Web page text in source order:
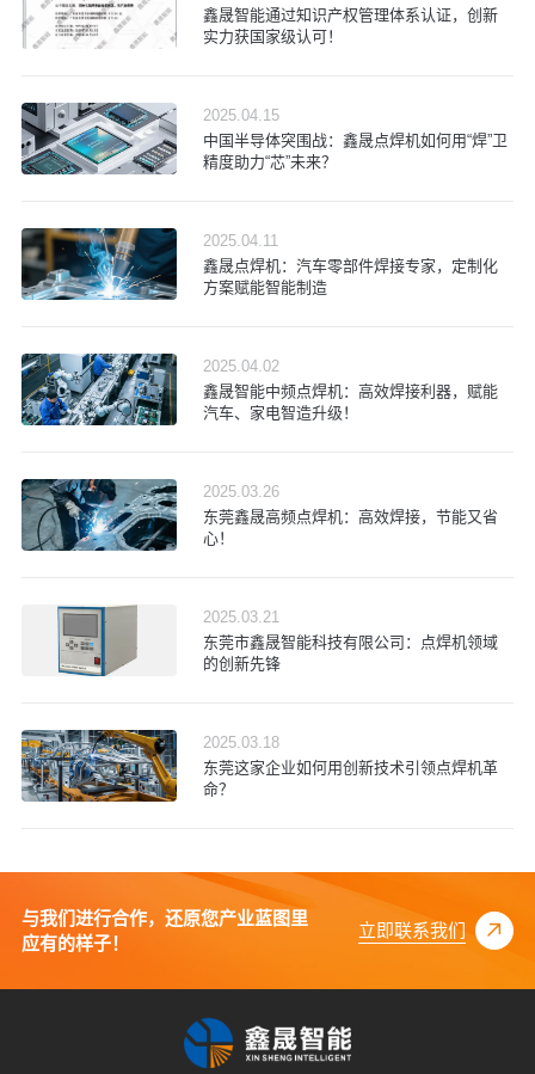
鑫晟智能通过知识产权管理体系认证，创新
实力获国家级认可！
2025.04.15
中国半导体突围战：鑫晟点焊机如何用“焊”卫
精度助力“芯”未来？
2025.04.11
鑫晟点焊机：汽车零部件焊接专家，定制化
方案赋能智能制造
2025.04.02
鑫晟智能中频点焊机：高效焊接利器，赋能
汽车、家电智造升级！
2025.03.26
东莞鑫晟高频点焊机：高效焊接，节能又省
心！
2025.03.21
东莞市鑫晟智能科技有限公司：点焊机领域
的创新先锋
2025.03.18
东莞这家企业如何用创新技术引领点焊机革
命？
与我们进行合作，还原您产业蓝图里
应有的样子！
立即联系我们